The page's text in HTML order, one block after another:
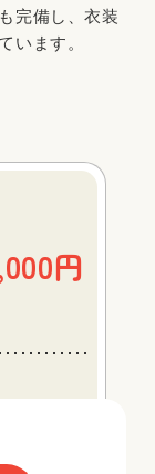
完備し、衣装
います。
円